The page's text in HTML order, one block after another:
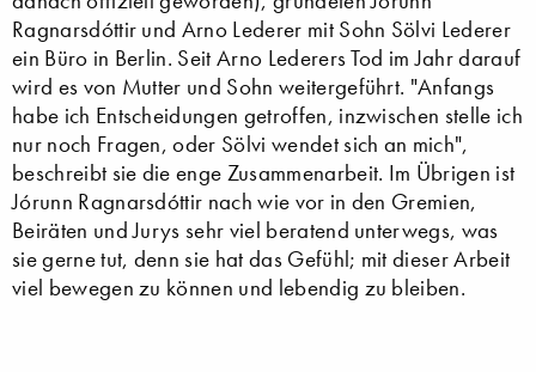
Ragnarsdóttir und Arno Lederer mit Sohn Sölvi Lederer
ein Büro in Berlin. Seit Arno Lederers Tod im Jahr darauf
wird es von Mutter und Sohn weitergeführt. "Anfangs
habe ich Entscheidungen getroffen, inzwischen stelle ich
nur noch Fragen, oder Sölvi wendet sich an mich",
beschreibt sie die enge Zusammenarbeit. Im Übrigen ist
Jórunn Ragnarsdóttir nach wie vor in den Gremien,
Beiräten und Jurys sehr viel beratend unterwegs, was
sie gerne tut, denn sie hat das Gefühl; mit dieser Arbeit
viel bewegen zu können und lebendig zu bleiben.